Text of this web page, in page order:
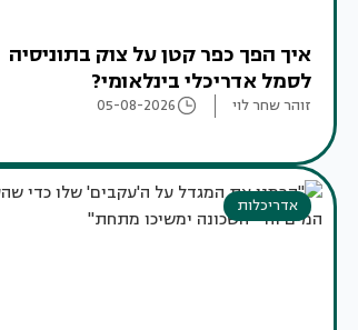
איך הפך כפר קטן על צוק בתוניסיה
לסמל אדריכלי בינלאומי?
זוהר שחר לוי 05-08-2026
אדריכלות